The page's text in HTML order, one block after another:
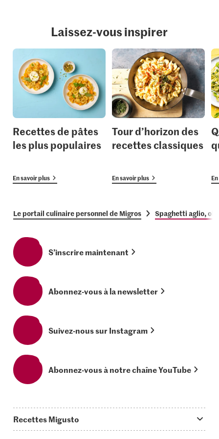
Laissez-vous inspirer
Recettes de pâtes
les plus populaires
En savoir plus
Tour d’horizon des
recettes classiques
En savoir plus
Le portail culinaire personnel de Migros Spaghetti aglio,
S’inscrire maintenant
Abonnez-vous à la newsletter
Suivez-nous sur Instagram
Abonnez-vous à notre chaîne YouTube
Recettes Migusto